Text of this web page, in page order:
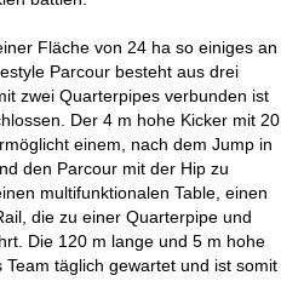
Fläche von 24 ha so einiges an
Parcour besteht aus drei
zwei Quarterpipes verbunden ist
Der 4 m hohe Kicker mit 20
einem, nach dem Jump in
den Parcour mit der Hip zu
multifunktionalen Table, einen
die zu einer Quarterpipe und
Die 120 m lange und 5 m hohe
täglich gewartet und ist somit